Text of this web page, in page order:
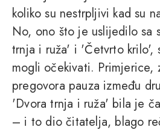
koliko su nestrpljivi kad su
No, ono što je uslijedilo sa
trnja i ruža' i 'Četvrto krilo',
mogli očekivati. Primjerice,
pregovora pauza između
'Dvora trnja i ruža' bila je
– i to dio čitatelja, blago